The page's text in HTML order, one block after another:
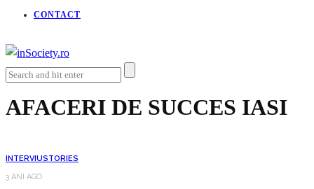
CONTACT
AFACERI DE SUCCES IASI
INTERVIUSTORIES
3 ANI AGO